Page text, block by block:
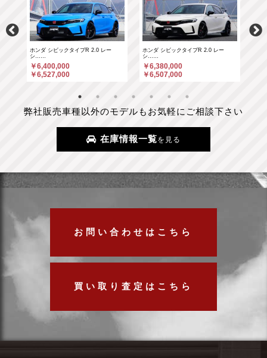
ホンダ シビックタイプR 2.0 レー
シ……
￥6,400,000
￥6,527,000
ホンダ シビックタイプR 2.0 レー
シ……
￥6,380,000
￥6,507,000
弊社販売車種以外のモデルもお気軽にご相談下さい
在庫情報一覧を見る
お問い合わせはこちら
買い取り査定はこちら